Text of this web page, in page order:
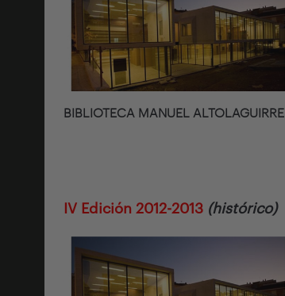
BIBLIOTECA MANUEL ALTOLAGUIRRE
IV Edición 2012-2013 (histórico)